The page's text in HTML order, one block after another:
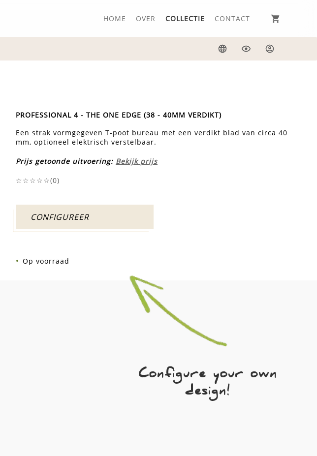
HOME OVER COLLECTIE CONTACT
PROFESSIONAL 4 - THE ONE EDGE (38 - 40MM VERDIKT)
Een strak vormgegeven T-poot bureau met een verdikt blad van circa 40
mm, optioneel elektrisch verstelbaar.
Prijs getoonde uitvoering: Bekijk prijs
☆☆☆☆☆(0)
CONFIGUREER
Op voorraad
Configure your own
design!